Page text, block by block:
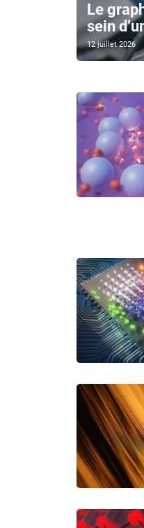
Le
sein
12 juillet 2026